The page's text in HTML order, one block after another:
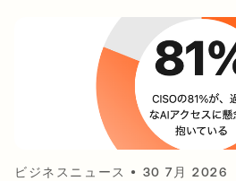
ビジネスニュース • 30 7月 2026